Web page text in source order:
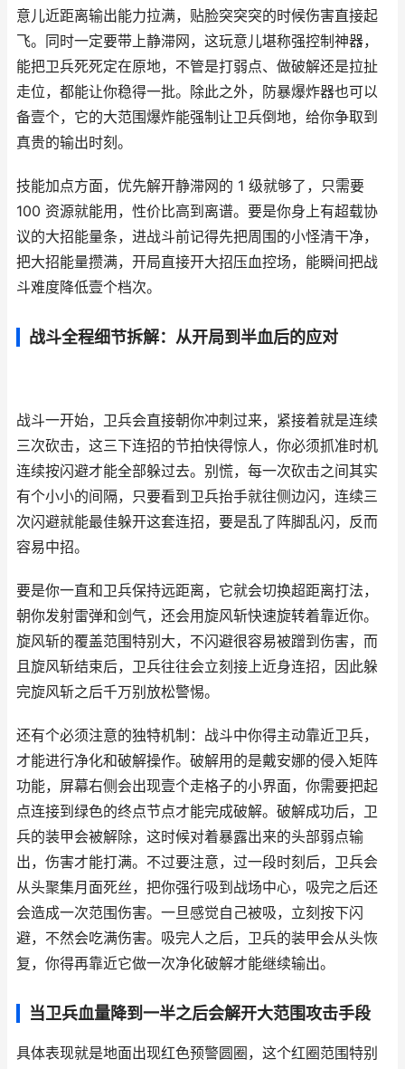
意儿近距离输出能力拉满，贴脸突突突的时候伤害直接起
飞。同时一定要带上静滞网，这玩意儿堪称强控制神器，
能把卫兵死死定在原地，不管是打弱点、做破解还是拉扯
走位，都能让你稳得一批。除此之外，防暴爆炸器也可以
备壹个，它的大范围爆炸能强制让卫兵倒地，给你争取到
真贵的输出时刻。
技能加点方面，优先解开静滞网的 1 级就够了，只需要
100 资源就能用，性价比高到离谱。要是你身上有超载协
议的大招能量条，进战斗前记得先把周围的小怪清干净，
把大招能量攒满，开局直接开大招压血控场，能瞬间把战
斗难度降低壹个档次。
战斗全程细节拆解：从开局到半血后的应对
战斗一开始，卫兵会直接朝你冲刺过来，紧接着就是连续
三次砍击，这三下连招的节拍快得惊人，你必须抓准时机
连续按闪避才能全部躲过去。别慌，每一次砍击之间其实
有个小小的间隔，只要看到卫兵抬手就往侧边闪，连续三
次闪避就能最佳躲开这套连招，要是乱了阵脚乱闪，反而
容易中招。
要是你一直和卫兵保持远距离，它就会切换超距离打法，
朝你发射雷弹和剑气，还会用旋风斩快速旋转着靠近你。
旋风斩的覆盖范围特别大，不闪避很容易被蹭到伤害，而
且旋风斩结束后，卫兵往往会立刻接上近身连招，因此躲
完旋风斩之后千万别放松警惕。
还有个必须注意的独特机制：战斗中你得主动靠近卫兵，
才能进行净化和破解操作。破解用的是戴安娜的侵入矩阵
功能，屏幕右侧会出现壹个走格子的小界面，你需要把起
点连接到绿色的终点节点才能完成破解。破解成功后，卫
兵的装甲会被解除，这时候对着暴露出来的头部弱点输
出，伤害才能打满。不过要注意，过一段时刻后，卫兵会
从头聚集月面死丝，把你强行吸到战场中心，吸完之后还
会造成一次范围伤害。一旦感觉自己被吸，立刻按下闪
避，不然会吃满伤害。吸完人之后，卫兵的装甲会从头恢
复，你得再靠近它做一次净化破解才能继续输出。
当卫兵血量降到一半之后会解开大范围攻击手段
具体表现就是地面出现红色预警圆圈，这个红圈范围特别